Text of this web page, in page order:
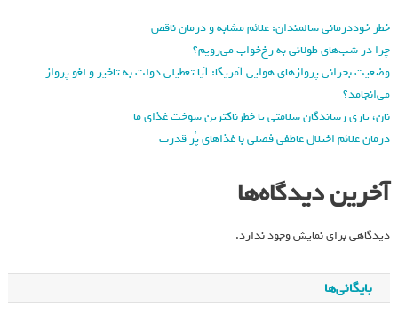
خطر خوددرمانی سالمندان: علائم مشابه و درمان ناقص
چرا در شب‌های طولانی به رخ‌خواب می‌رویم؟
وضعیت بحرانی پروازهای هوایی آمریکا: آیا تعطیلی دولت به تاخیر و لغو پرواز
می‌انجامد؟
نان، یاری رساندگان سلامتی یا خطرناکترین سوخت غذای ما
درمان علائم اختلال عاطفی فصلی با غذاهای پُر قدرت
آخرین دیدگاه‌ها
دیدگاهی برای نمایش وجود ندارد.
بایگانی‌ها